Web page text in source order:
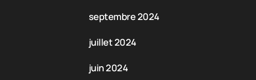
septembre 2024
juillet 2024
juin 2024